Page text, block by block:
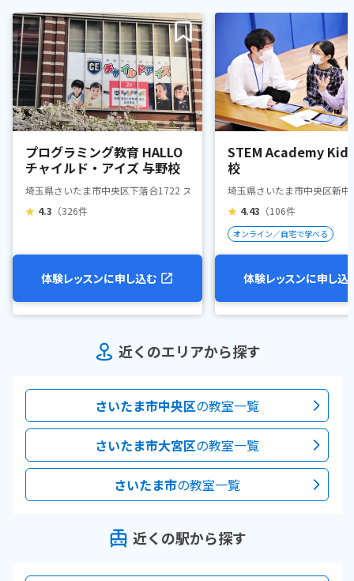
プログラミング教育 HALLO
チャイルド・アイズ 与野校
埼玉県さいたま市中央区下落合1722 スカイレジデンシャルタワーズSW 201
★ 4.3 （326件
体験レッスンに申し込む
STEM Academy
校
埼玉県さいたま市中央区新
★ 4.43 （106件
オンライン／自宅で学べる
体験レッスンに申し込
近くのエリアから探す
さいたま市中央区の教室一覧
さいたま市大宮区の教室一覧
さいたま市の教室一覧
近くの駅から探す